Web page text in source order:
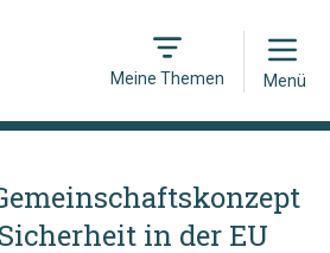
Meine Themen
Open
Menü
in der EU